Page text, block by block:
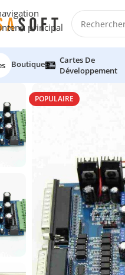
principal
Boutique
Cartes De
Développement
POPULAIRE